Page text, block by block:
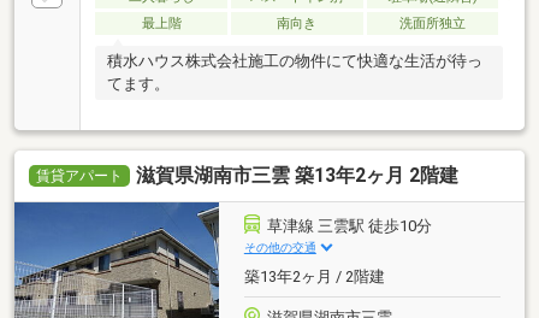
最上階
南向き 洗面所独立
積水ハウス株式会社施工の物件にて快適な生活が待っ
てます。
賃貸アパート 滋賀県湖南市三雲 築13年2ヶ月 2階建
草津線 三雲駅 徒歩10分
その他の交通
築13年2ヶ月 / 2階建